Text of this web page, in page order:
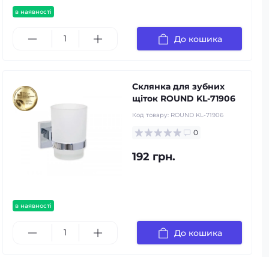
в наявності
До кошика
в наявності
Склянка для зубних
щіток ROUND KL-71906
Код товару: ROUND KL-71906
0
192 грн.
До кошика